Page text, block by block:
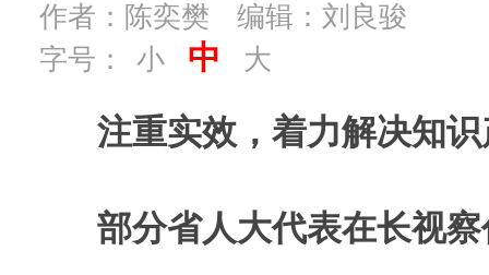
作者：陈奕樊
编辑：刘良骏
字号：
小 中 大
注重实效，着力解决知
部分省人大代表在长视